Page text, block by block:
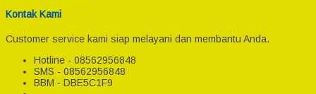
Kontak Kami
Customer service kami siap melayani dan membantu Anda.
Hotline - 08562956848
SMS - 08562956848
BBM - DBE5C1F9